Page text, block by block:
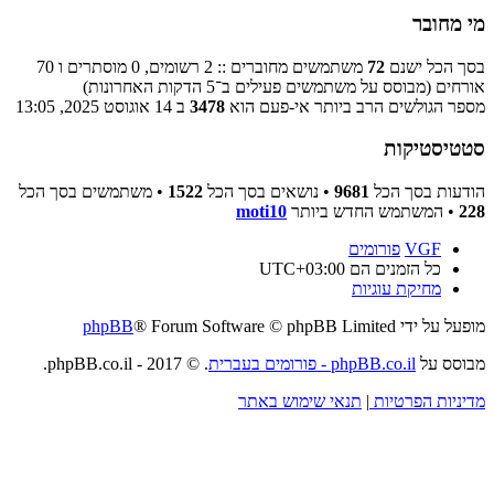
מי מחובר
בסך הכל ישנם 72
משתמשים מחוברים :: 2 רשומים, 0 מוסתרים ו 70
אורחים (מבוסס על משתמשים פעילים ב־5 הדקות האחרונות)
מספר הגולשים הרב ביותר אי-פעם הוא 3478 ב 14 אוגוסט 2025, 13:05
סטטיסטיקות
הודעות בסך הכל 9681 • נושאים בסך הכל 1522 • משתמשים בסך הכל
228 • המשתמש החדש ביותר moti10
VGF פורומים
כל הזמנים הם UTC+03:00
מחיקת עוגיות
מופעל על ידי
phpBB® Forum Software © phpBB Limited
מבוסס על phpBB.co.il - פורומים בעברית
. © 2017 - phpBB.co.il.
מדיניות הפרטיות | תנאי שימוש באתר